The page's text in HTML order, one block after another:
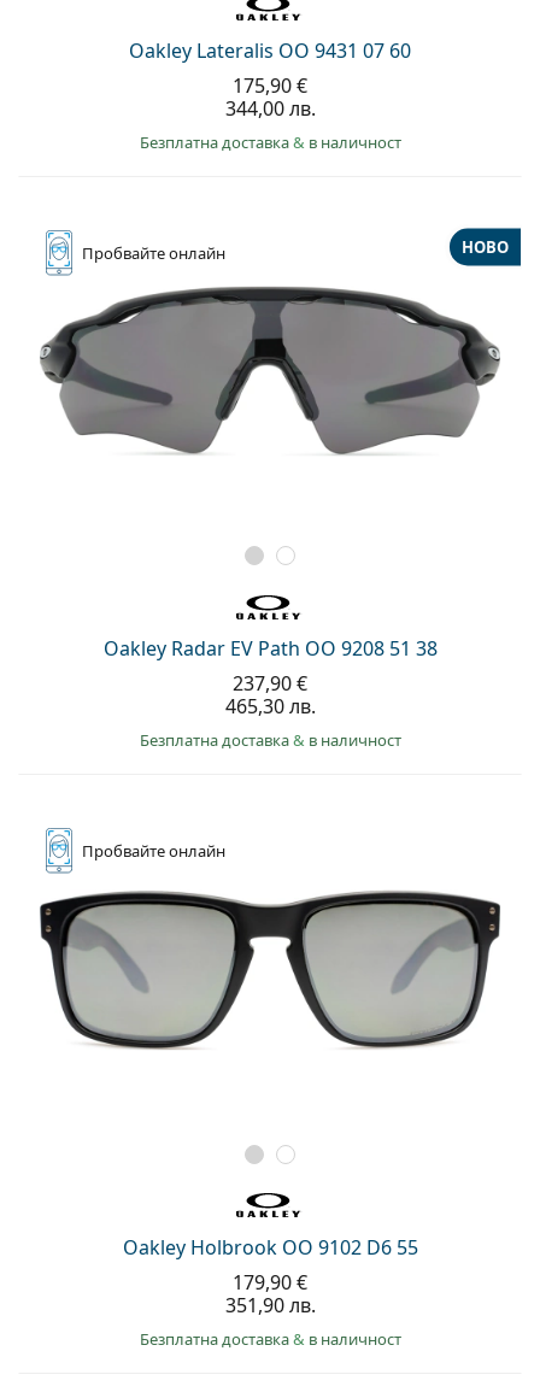
Oakley Lateralis OO 9431 07 60
175,90 €
344,00 лв.
Безплатна доставка& в наличност
Пробвайтеонлайн
Oakley Radar EV Path OO 9208 51 38
НОВО
237,90 €
465,30 лв.
Безплатна доставка& в наличност
Пробвайтеонлайн
Oakley Holbrook OO 9102 D6 55
179,90 €
351,90 лв.
Безплатна доставка& в наличност